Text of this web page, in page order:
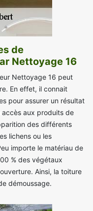
de
Nettoyage 16
Nettoyage 16 peut
En effet, il connait
pour assurer un résultat
accès aux produits de
des différents
lichens ou les
importe le matériau de
% des végétaux
Ainsi, la toiture
démoussage.